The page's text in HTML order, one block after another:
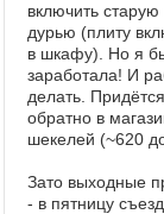
включить
дурью (плиту
в шкафу). Но я
заработала! И
делать.
обратно в
шекелей (~620
Зато выходные
- в пятницу